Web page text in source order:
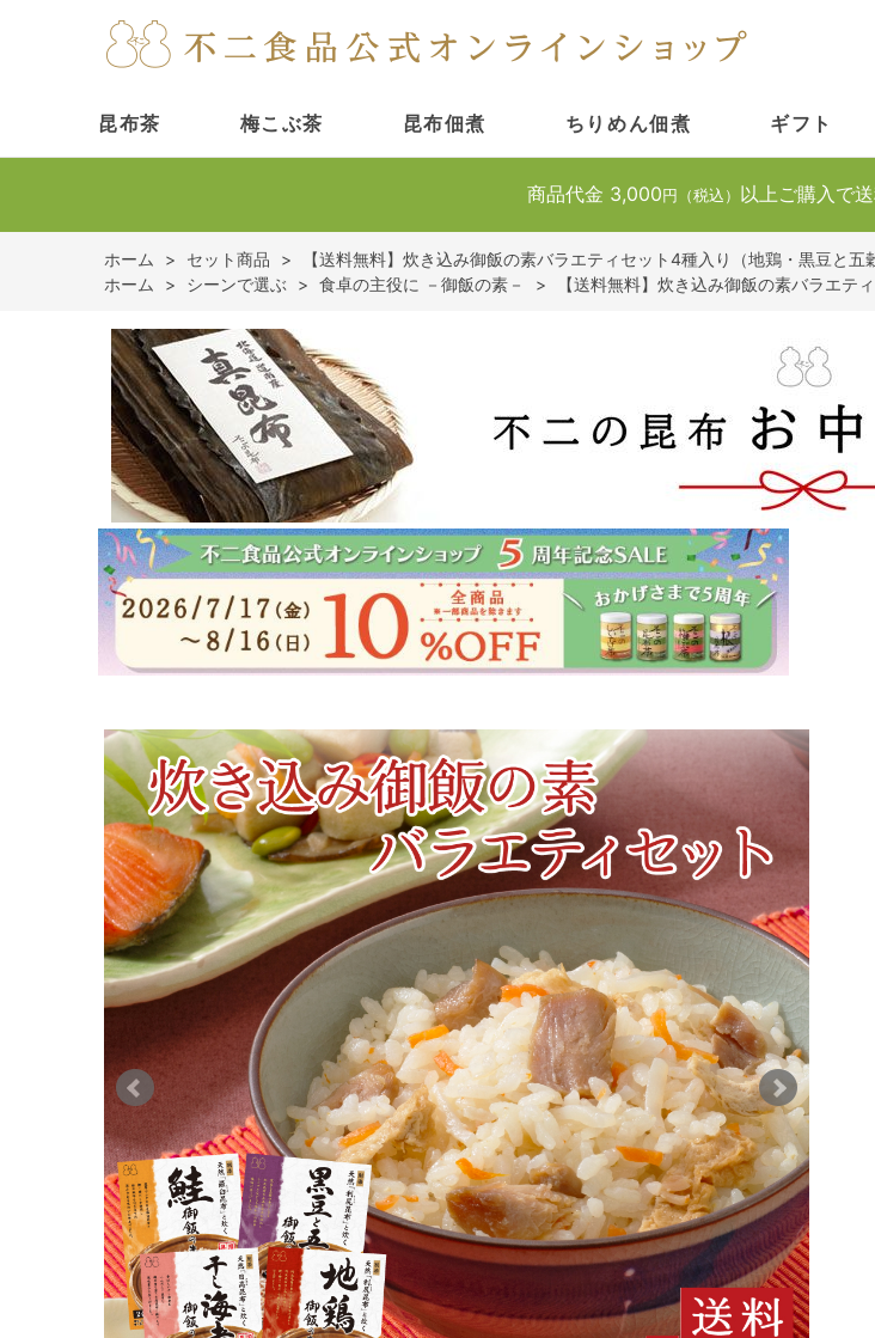
昆布茶 梅こぶ茶 昆布佃煮 ちりめん佃煮 ギフト
商品代金 3,000 円（税込） 以上ご購入で
ホーム > セット商品 >
【送料無料】炊き込み御飯の素バラエティセット4種入り（地鶏・黒豆と五
ホーム
> シーンで選ぶ > 食卓の主役に －御飯の素－ > 【送料無料】炊き込み御飯の素バラエテ